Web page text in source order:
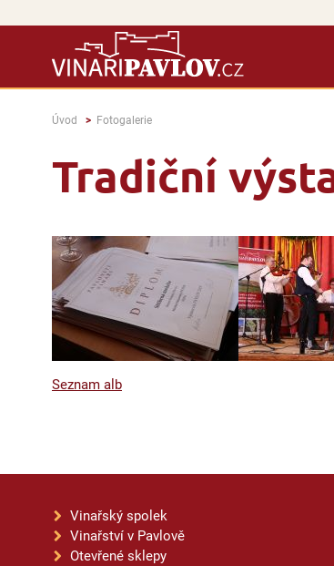
Úvod Fotogalerie
Tradiční
Seznam alb
Vinařský spolek
Vinařství v Pavlově
Otevřené sklepy